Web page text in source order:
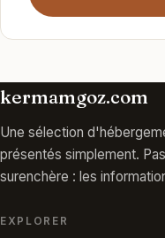
kermamgoz.com
Une sélection
présentés simplement.
surenchère : les
EXPLORER